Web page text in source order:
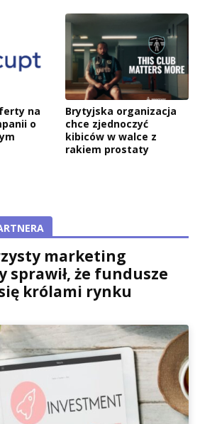
na
o
Brytyjska organizacja
chce zjednoczyć
kibiców w walce z
rakiem prostaty
marketing
sprawił, że fundusze
się królami rynku